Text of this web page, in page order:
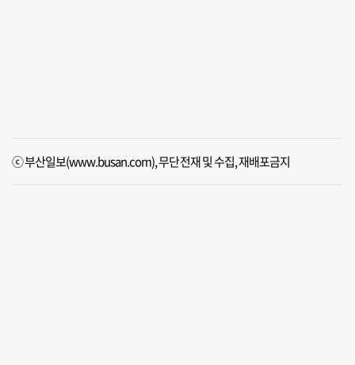
ⓒ 부산일보(www.busan.com), 무단전재 및 수집, 재배포금지